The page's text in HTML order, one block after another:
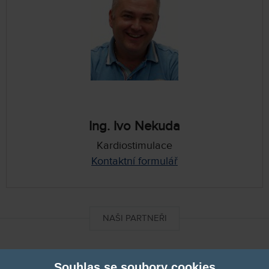
Ing. Ivo Nekuda
Kardiostimulace
Kontaktní formulář
NAŠI PARTNEŘI
DIXImedical